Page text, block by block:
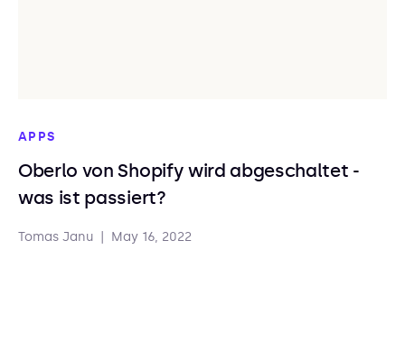
APPS
Oberlo von Shopify wird abgeschaltet -
was ist passiert?
Tomas Janu May 16, 2022